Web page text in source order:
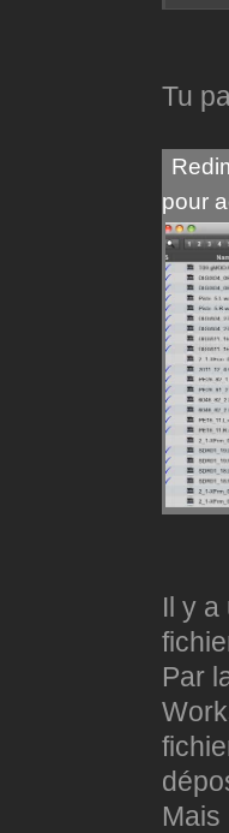
Tu
pour
Il y a
Par